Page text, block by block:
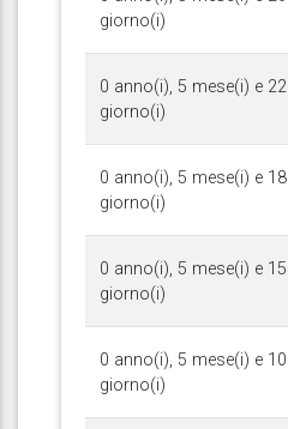
giorno(i)
0 anno(i), 5 mese(i) e 22
giorno(i)
0 anno(i), 5 mese(i) e 18
giorno(i)
0 anno(i), 5 mese(i) e 15
giorno(i)
0 anno(i), 5 mese(i) e 10
giorno(i)